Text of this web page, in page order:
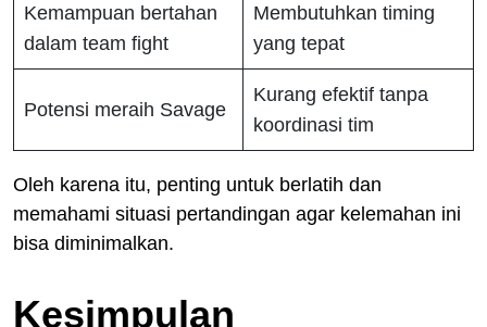
Kemampuan bertahan
dalam team fight
Membutuhkan timing
yang tepat
Potensi meraih Savage
Kurang efektif tanpa
koordinasi tim
Oleh karena itu, penting untuk berlatih dan
memahami situasi pertandingan agar kelemahan ini
bisa diminimalkan.
Kesimpulan